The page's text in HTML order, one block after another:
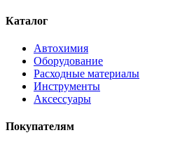
Каталог
Автохимия
Оборудование
Расходные материалы
Инструменты
Аксессуары
Покупателям